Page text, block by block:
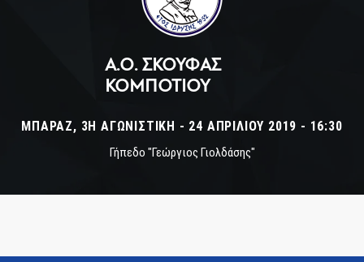
Α.Ο. ΣΚΟΥΦΆΣ
ΚΟΜΠΟΤΊΟΥ
ΜΠΑΡΆΖ, 3Η ΑΓΩΝΙΣΤΙΚΉ - 24 ΑΠΡΙΛΊΟΥ 2019 - 16:30
Γήπεδο "Γεώργιος Γιολδάσης"